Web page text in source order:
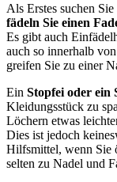
Als Erstes suchen
fädeln Sie einen
Es gibt auch
auch so innerhalb
greifen Sie zu einer
Ein Stopfei oder ein
Kleidungsstück zu
Löchern etwas
Dies ist jedoch
Hilfsmittel, wenn Sie
selten zu Nadel und